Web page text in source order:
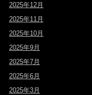
2025年12月
2025年11月
2025年10月
2025年9月
2025年7月
2025年6月
2025年3月